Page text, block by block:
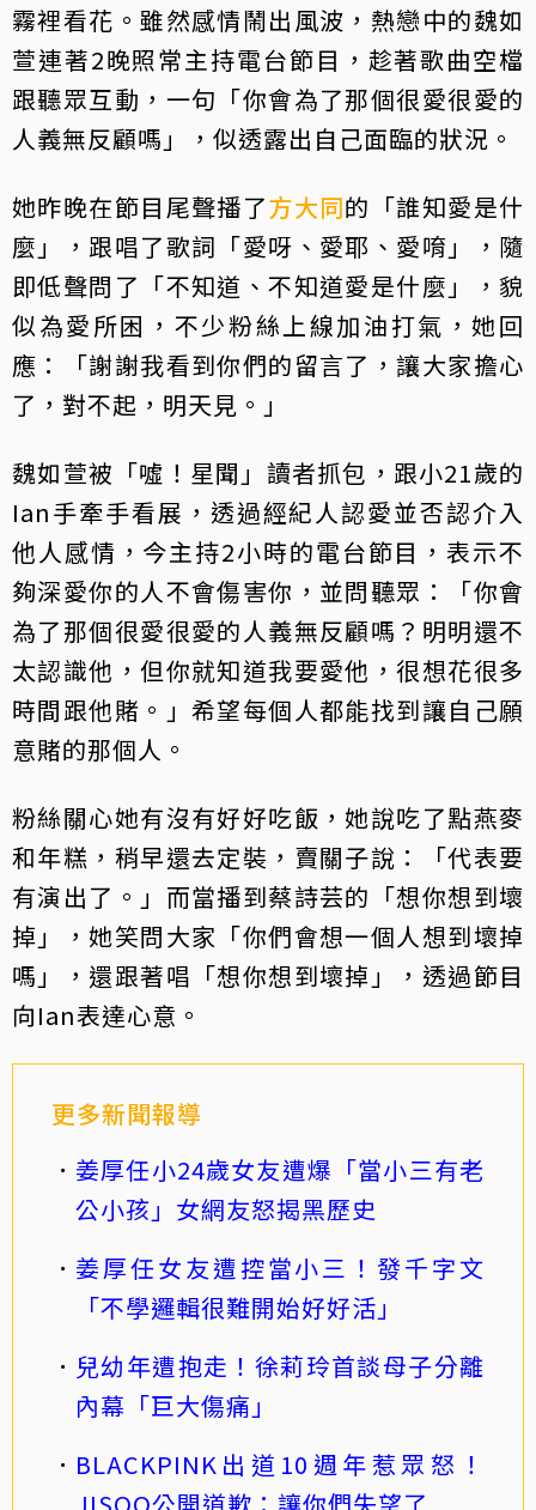
霧裡看花。雖然感情鬧出風波，熱戀中的魏如
萱連著2晚照常主持電台節目，趁著歌曲空檔
跟聽眾互動，一句「你會為了那個很愛很愛的
人義無反顧嗎」，似透露出自己面臨的狀況。
她昨晚在節目尾聲播了方大同的「誰知愛是什
麼」，跟唱了歌詞「愛呀、愛耶、愛唷」，隨
即低聲問了「不知道、不知道愛是什麼」，貌
似為愛所困，不少粉絲上線加油打氣，她回
應：「謝謝我看到你們的留言了，讓大家擔心
了，對不起，明天見。」
魏如萱被「噓！星聞」讀者抓包，跟小21歲的
Ian手牽手看展，透過經紀人認愛並否認介入
他人感情，今主持2小時的電台節目，表示不
夠深愛你的人不會傷害你，並問聽眾：「你會
為了那個很愛很愛的人義無反顧嗎？明明還不
太認識他，但你就知道我要愛他，很想花很多
時間跟他賭。」希望每個人都能找到讓自己願
意賭的那個人。
粉絲關心她有沒有好好吃飯，她說吃了點燕麥
和年糕，稍早還去定裝，賣關子說：「代表要
有演出了。」而當播到蔡詩芸的「想你想到壞
掉」，她笑問大家「你們會想一個人想到壞掉
嗎」，還跟著唱「想你想到壞掉」，透過節目
向Ian表達心意。
更多新聞報導
姜厚任小24歲女友遭爆「當小三有老
公小孩」女網友怒揭黑歷史
姜厚任女友遭控當小三！發千字文
「不學邏輯很難開始好好活」
兒幼年遭抱走！徐莉玲首談母子分離
內幕「巨大傷痛」
BLACKPINK出道10週年惹眾怒！
JISOO公開道歉：讓你們失望了